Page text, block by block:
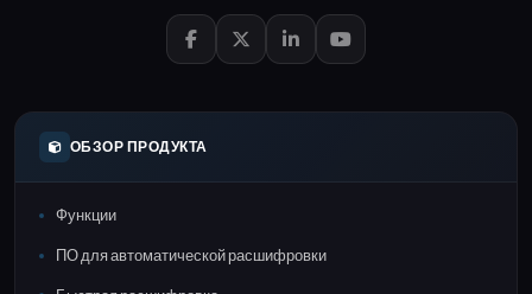
ОБЗОР ПРОДУКТА
Функции
ПО для автоматической расшифровки